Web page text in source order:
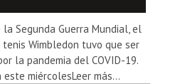
Segunda Guerra Mundial, el
Wimbledon tuvo que ser
la pandemia del COVID-19.
miércolesLeer más...